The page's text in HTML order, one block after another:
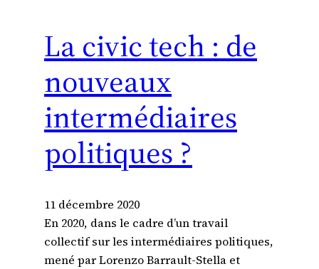
La civic tech : de
nouveaux
intermédiaires
politiques ?
11 décembre 2020
En 2020, dans le cadre d’un travail
collectif sur les intermédiaires politiques,
mené par Lorenzo Barrault-Stella et